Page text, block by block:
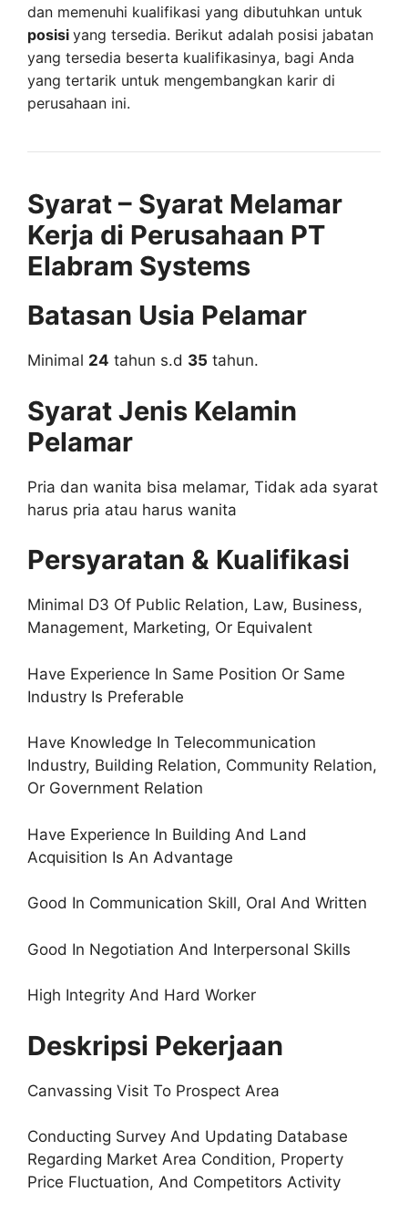
dan memenuhi kualifikasi yang dibutuhkan untuk
posisi yang tersedia. Berikut adalah posisi jabatan
yang tersedia beserta kualifikasinya, bagi Anda
yang tertarik untuk mengembangkan karir di
perusahaan ini.
Syarat – Syarat Melamar
Kerja di Perusahaan PT
Elabram Systems
Batasan Usia Pelamar
Minimal 24 tahun s.d 35 tahun.
Syarat Jenis Kelamin
Pelamar
Pria dan wanita bisa melamar, Tidak ada syarat
harus pria atau harus wanita
Persyaratan & Kualifikasi
Minimal D3 Of Public Relation, Law, Business,
Management, Marketing, Or Equivalent
Have Experience In Same Position Or Same
Industry Is Preferable
Have Knowledge In Telecommunication
Industry, Building Relation, Community Relation,
Or Government Relation
Have Experience In Building And Land
Acquisition Is An Advantage
Good In Communication Skill, Oral And Written
Good In Negotiation And Interpersonal Skills
High Integrity And Hard Worker
Deskripsi Pekerjaan
Canvassing Visit To Prospect Area
Conducting Survey And Updating Database
Regarding Market Area Condition, Property
Price Fluctuation, And Competitors Activity